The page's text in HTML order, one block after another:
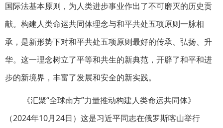
国际法基本原则，为人类进步事业作出了不可磨灭的历史贡
献。构建人类命运共同体理念与和平共处五项原则一脉相
承，是新形势下对和平共处五项原则最好的传承、弘扬、升
华。这一理念树立了平等和共生的新典范，开辟了和平和进
步的新境界，丰富了发展和安全的新实践。
《汇聚“全球南方”力量推动构建人类命运共同体》
（2024年10月24日）这是习近平同志在俄罗斯喀山举行